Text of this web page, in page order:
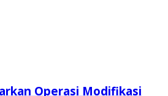
Operasi Modifikasi